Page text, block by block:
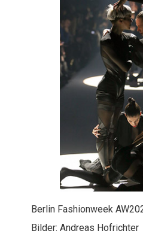
Berlin Fashionweek
Bilder: Andreas Hofrichter